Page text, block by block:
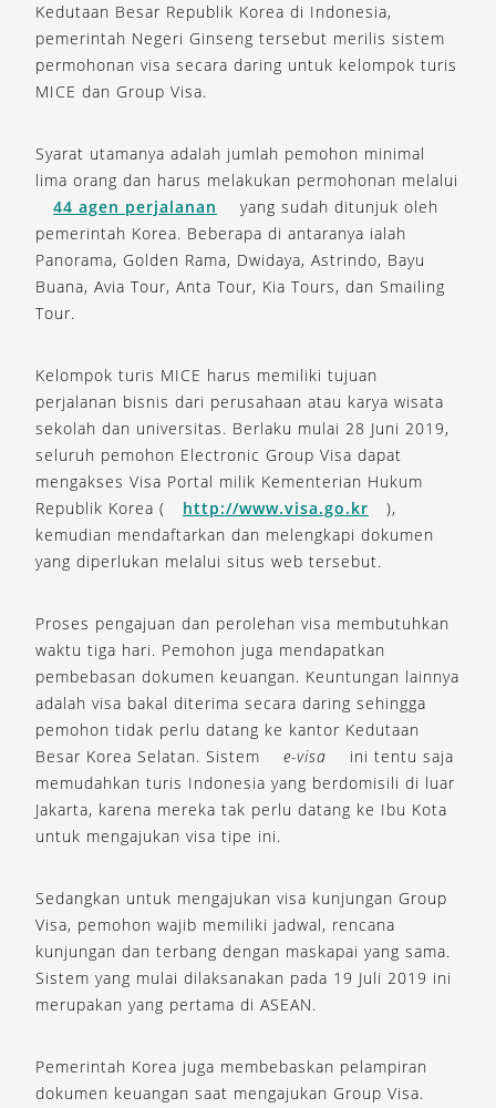
Kedutaan Besar Republik Korea di Indonesia,
pemerintah Negeri Ginseng tersebut merilis sistem
permohonan visa secara daring untuk kelompok turis
MICE dan Group Visa.
Syarat utamanya adalah jumlah pemohon minimal
lima orang dan harus melakukan permohonan melalui
44 agen perjalanan
yang sudah ditunjuk oleh
pemerintah Korea. Beberapa di antaranya ialah
Panorama, Golden Rama, Dwidaya, Astrindo, Bayu
Buana, Avia Tour, Anta Tour, Kia Tours, dan Smailing
Tour.
Kelompok turis MICE harus memiliki tujuan
perjalanan bisnis dari perusahaan atau karya wisata
sekolah dan universitas. Berlaku mulai 28 Juni 2019,
seluruh pemohon Electronic Group Visa dapat
mengakses Visa Portal milik Kementerian Hukum
Republik Korea (
http://www.visa.go.kr
),
kemudian mendaftarkan dan melengkapi dokumen
yang diperlukan melalui situs web tersebut.
Proses pengajuan dan perolehan visa membutuhkan
waktu tiga hari. Pemohon juga mendapatkan
pembebasan dokumen keuangan. Keuntungan lainnya
adalah visa bakal diterima secara daring sehingga
pemohon tidak perlu datang ke kantor Kedutaan
Besar Korea Selatan. Sistem
e-visa
ini tentu saja
memudahkan turis Indonesia yang berdomisili di luar
Jakarta, karena mereka tak perlu datang ke Ibu Kota
untuk mengajukan visa tipe ini.
Sedangkan untuk mengajukan visa kunjungan Group
Visa, pemohon wajib memiliki jadwal, rencana
kunjungan dan terbang dengan maskapai yang sama.
Sistem yang mulai dilaksanakan pada 19 Juli 2019 ini
merupakan yang pertama di ASEAN.
Pemerintah Korea juga membebaskan pelampiran
dokumen keuangan saat mengajukan Group Visa.